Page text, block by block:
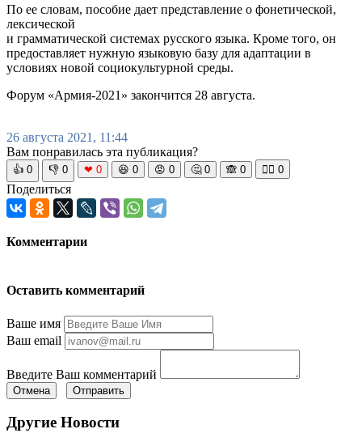
По ее словам, пособие дает представление о фонетической,
лексической
и грамматической системах русского языка. Кроме того, он
предоставляет нужную языковую базу для адаптации в
условиях новой социокультурной среды.
Форум «Армия-2021» закончится 28 августа.
26 августа 2021, 11:44
Вам понравилась эта публикация?
👍 0 👎 0 ❤ 0 😆 0 😡 0 🤔 0 🙈 0 🧘‍♀️ 0
Поделиться
Комментарии
Оставить комментарий
Ваше имя
Ваш email
Введите Ваш комментарий
Отмена Отправить
Другие Новости